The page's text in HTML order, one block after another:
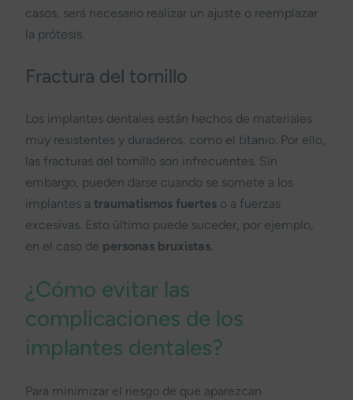
casos, será necesario realizar un ajuste o reemplazar
la prótesis.
Fractura del tornillo
Los implantes dentales están hechos de materiales
muy resistentes y duraderos, como el titanio. Por ello,
las fracturas del tornillo son infrecuentes. Sin
embargo, pueden darse cuando se somete a los
implantes a traumatismos fuertes o a fuerzas
excesivas. Esto último puede suceder, por ejemplo,
en el caso de personas bruxistas.
¿Cómo evitar las
complicaciones de los
implantes dentales?
Para minimizar el riesgo de que aparezcan